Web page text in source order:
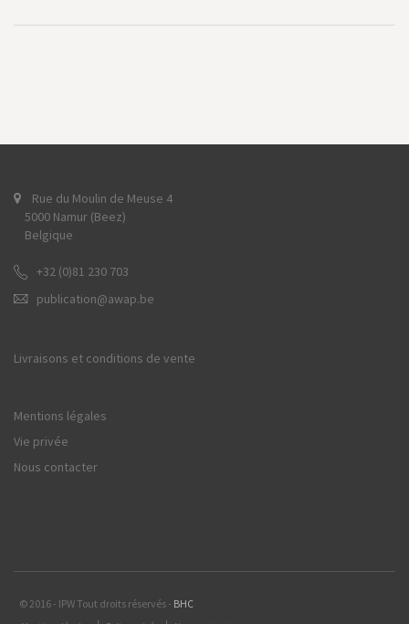
Rue du Moulin de Meuse 4
5000 Namur (Beez)
Belgique
+32 (0)81 230 703
publication@awap.be
Livraisons et conditions de vente
Mentions légales
Vie privée
Nous contacter
© 2016 - IPW Tout droits réservés - BHC